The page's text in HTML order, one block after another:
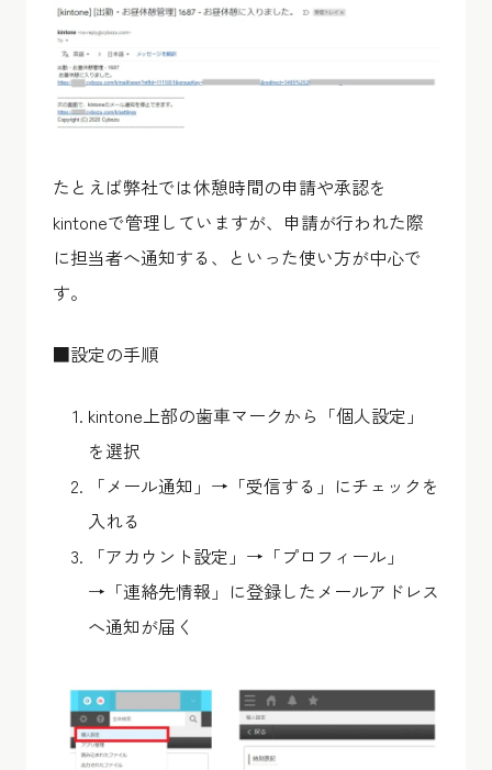
たとえば弊社では休憩時間の申請や承認を
kintoneで管理していますが、申請が行われた際
に担当者へ通知する、といった使い方が中心で
す。
■設定の手順
kintone上部の歯車マークから「個人設定」
を選択
「メール通知」→「受信する」にチェックを
入れる
「アカウント設定」→「プロフィール」
→「連絡先情報」に登録したメールアドレス
へ通知が届く